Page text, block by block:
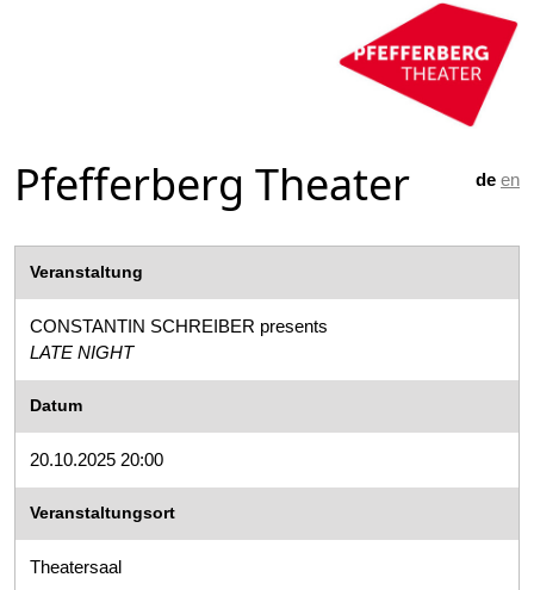
de en
Pfefferberg Theater
Veranstaltung
CONSTANTIN SCHREIBER presents
LATE NIGHT
Datum
20.10.2025 20:00
Veranstaltungsort
Theatersaal